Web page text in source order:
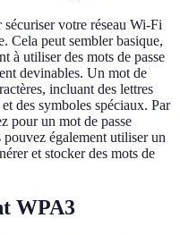
votre réseau Wi-Fi
Cela peut sembler basique,
à utiliser des mots de passe
devinables. Un mot de
incluant des lettres
des symboles spéciaux. Par
pour un mot de passe
pouvez également utiliser un
et stocker des mots de
WPA3